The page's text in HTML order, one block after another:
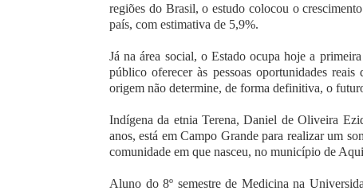
regiões do Brasil, o estudo colocou o
país, com estimativa de 5,9%.
Já na área social, o Estado ocupa hoje a
público oferecer às pessoas oportunidades
origem não determine, de forma definitiva, o
Indígena da etnia Terena, Daniel de Oliveira
anos, está em Campo Grande para realizar um
comunidade em que nasceu, no município de
Aluno do 8º semestre de Medicina na